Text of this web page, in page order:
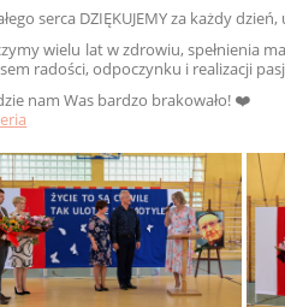
serca DZIĘKUJEMY za każdy
wielu lat w zdrowiu, spełnienia
radości, odpoczynku i realizacji
nam Was bardzo brakowało! ❤️